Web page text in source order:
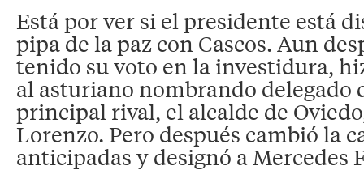
Está por ver si el presidente está
pipa de la paz con Cascos. Aun
tenido su voto en la investidura,
al asturiano nombrando delegado
principal rival, el alcalde de
Lorenzo. Pero después cambió la
anticipadas y designó a Mercedes